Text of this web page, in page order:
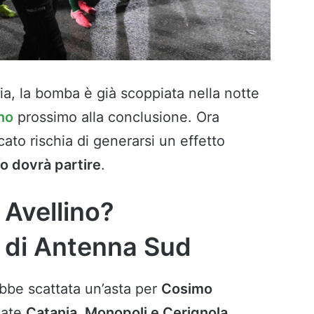
la bomba è già scoppiata nella notte
prossimo alla conclusione. Ora
rischia di generarsi un effetto
dovrà partire.
Antenna Sud
scattata un’asta per Cosimo